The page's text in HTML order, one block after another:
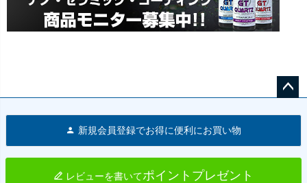
へ
新規会員登録でお得に便利にお買い物
レビューを書いてポイントプレゼント